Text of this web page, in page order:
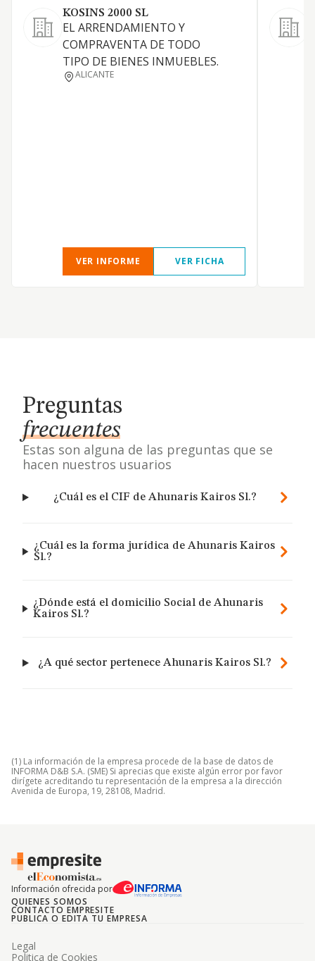
KOSINS 2000 SL
EL ARRENDAMIENTO Y
COMPRAVENTA DE TODO
TIPO DE BIENES INMUEBLES.
ALICANTE
VER INFORME VER FICHA
Preguntas
frecuentes
Estas son alguna de las preguntas que se
hacen nuestros usuarios
¿Cuál es el CIF de Ahunaris Kairos Sl.?
¿Cuál es la forma jurídica de Ahunaris Kairos
Sl.?
¿Dónde está el domicilio Social de Ahunaris
Kairos Sl.?
¿A qué sector pertenece Ahunaris Kairos Sl.?
(1) La información de la empresa procede de la base de datos de
INFORMA D&B S.A. (SME) Si aprecias que existe algún error por favor
dirígete acreditando tu representación de la empresa a la dirección
Avenida de Europa, 19, 28108, Madrid.
Información ofrecida por
QUIENES SOMOS
CONTACTO EMPRESITE
PUBLICA O EDITA TU EMPRESA
Legal
Politica de Cookies